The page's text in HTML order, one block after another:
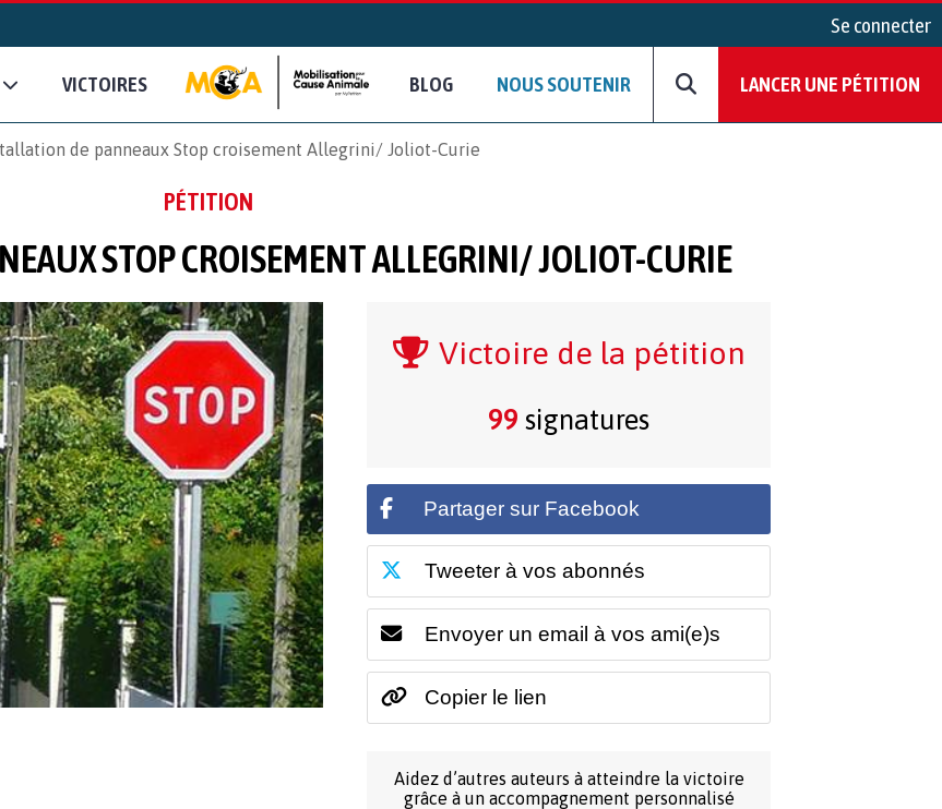
Se connecter
VICTOIRES BLOG NOUS SOUTENIR LANCER UNE PÉTITION
de panneaux Stop croisement Allegrini/ Joliot-Curie
PÉTITION
STOP CROISEMENT ALLEGRINI/ JOLIOT-CURIE
Victoire de la pétition
99 signatures
Partager sur Facebook
Tweeter à vos abonnés
Envoyer un email à vos ami(e)s
Copier le lien
Aidez d’autres auteurs à atteindre la victoire
grâce à un accompagnement personnalisé